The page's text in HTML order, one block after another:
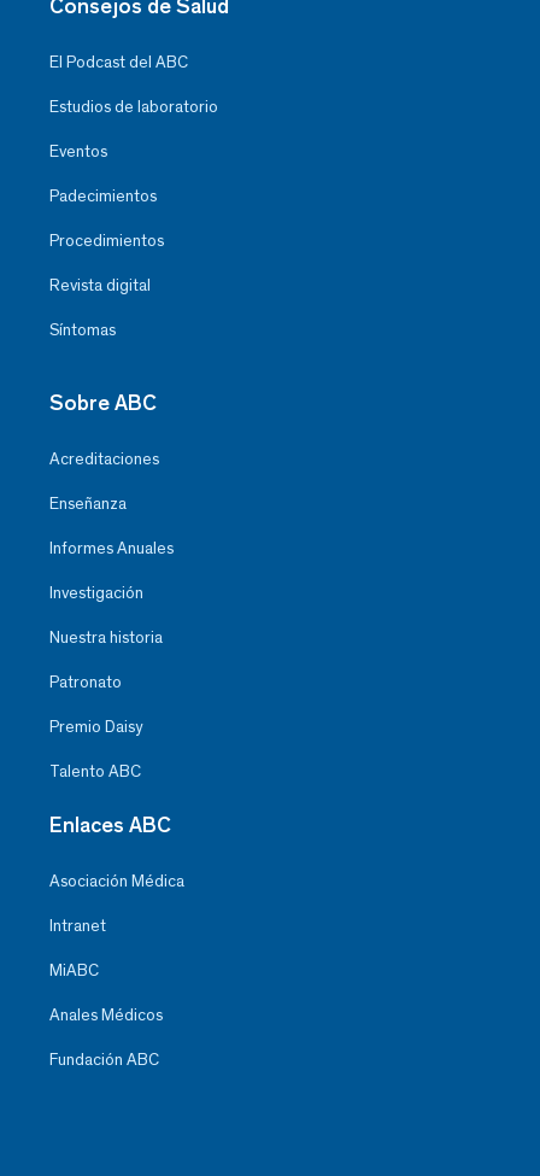
Consejos de Salud
El Podcast del ABC
Estudios de laboratorio
Eventos
Padecimientos
Procedimientos
Revista digital
Síntomas
Sobre ABC
Acreditaciones
Enseñanza
Informes Anuales
Investigación
Nuestra historia
Patronato
Premio Daisy
Talento ABC
Enlaces ABC
Asociación Médica
Intranet
MiABC
Anales Médicos
Fundación ABC